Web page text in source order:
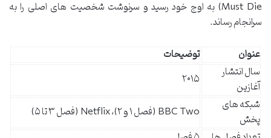
Must Die) به اوج خود رسید و سرنوشت شخصیت های اصلی را به
سرانجام رساند.
عنوان
توضیحات
سال انتشار
آغازین
۲۰۱۵
شبکه های
پخش
BBC Two (فصل ۱ و ۲)، Netflix (فصل ۳ تا ۵)